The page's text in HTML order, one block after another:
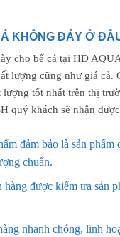
KHÔNG ĐÁY Ở
cho bể cá tại HD
lượng cũng như giá cả.
lượng tốt nhất trên thị
quý khách sẽ nhận
đảm bảo là sản phẩm
chuẩn.
hàng được kiểm tra sản
nhanh chóng, linh